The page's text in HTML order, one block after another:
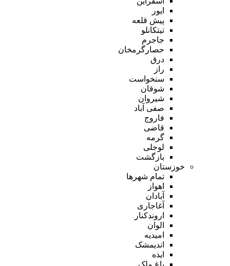
ایور
پیش قلعه
تیتکانلو
جاجرم
حصارگرمخان
درق
راز
سنخواست
شوقان
شیروان
صفی آباد
فاروج
قاضی
گرمه
لوجلی
بازگشت
خوزستان
تمام شهر‌ها
اهواز
آبادان
آغاجاری
اروندکنار
الوان
امیدیه
اندیمشک
ایذه
باغ ملک